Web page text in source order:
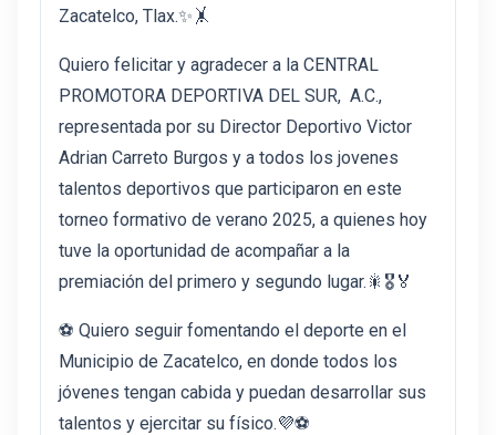
Zacatelco, Tlax.✨🤸
Quiero felicitar y agradecer a la CENTRAL
PROMOTORA DEPORTIVA DEL SUR, A.C.,
representada por su Director Deportivo Victor
Adrian Carreto Burgos y a todos los jovenes
talentos deportivos que participaron en este
torneo formativo de verano 2025, a quienes hoy
tuve la oportunidad de acompañar a la
premiación del primero y segundo lugar.🎇🎖🏅
⚽ Quiero seguir fomentando el deporte en el
Municipio de Zacatelco, en donde todos los
jóvenes tengan cabida y puedan desarrollar sus
talentos y ejercitar su físico.💜⚽